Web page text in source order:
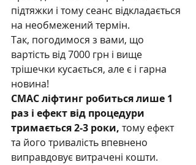
підтяжки і тому сеанс відкладається
на необмежений термін.
Так, погодимося з вами, що
вартість від 7000 грн і вище
трішечки кусається, але є і гарна
новина!
СМАС ліфтинг робиться лише 1
раз і ефект від процедури
тримається 2-3 роки, тому ефект
та його тривалість впевнено
виправдовує витрачені кошти.